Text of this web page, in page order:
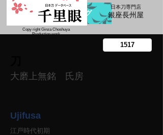
ブログ
日本刀専門店
​銀座長州屋
Copy right Ginza Choshuya
Production work
大磨上無銘 氏房
Ujifusa
江戸時代初期